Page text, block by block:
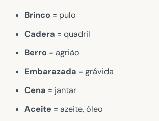
Brinco = pulo
Cadera = quadril
Berro = agrião
Embarazada = grávida
Cena = jantar
Aceite = azeite, óleo